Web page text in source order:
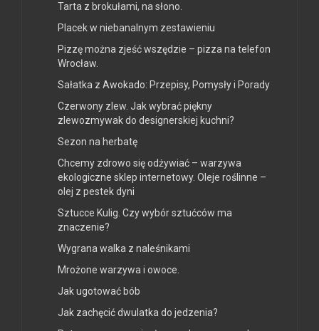
Tarta z brokułami, na słono.
Placek w niebanalnym zestawieniu
Pizzę można zjeść wszędzie – pizza na telefon
Wrocław.
Sałatka z Awokado: Przepisy, Pomysły i Porady
Czerwony zlew. Jak wybrać piękny
zlewozmywak do designerskiej kuchni?
Sezon na herbatę
Chcemy zdrowo się odżywiać – warzywa
ekologiczne sklep internetowy. Oleje roślinne –
olej z pestek dyni
Sztucce Kulig. Czy wybór sztućców ma
znaczenie?
Wygrana walka z naleśnikami
Mrożone warzywa i owoce.
Jak ugotować bób
Jak zachęcić dwulatka do jedzenia?